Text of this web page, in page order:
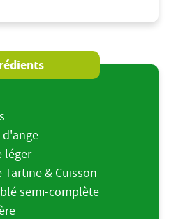
d'ange
léger
Tartine & Cuisson
semi-complète